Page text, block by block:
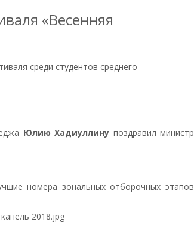
«Весенняя
среди студентов среднего
Юлию Хадиуллину поздравил министр
номера зональных отборочных этапов